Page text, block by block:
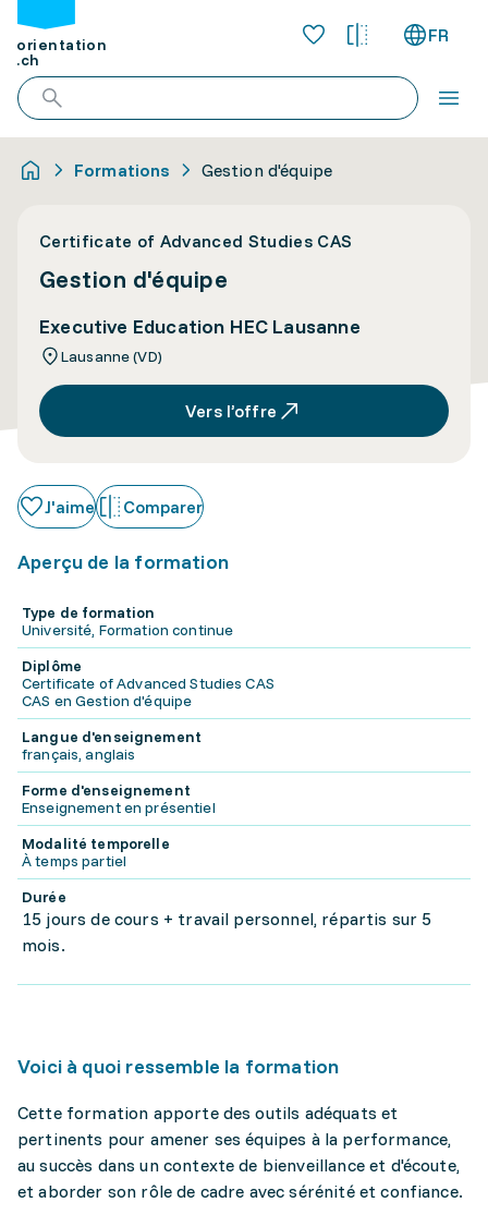
orientation
.ch
FR
Formations Gestion d'équipe
Certificate of Advanced Studies CAS
Gestion d'équipe
Executive Education HEC Lausanne
Lausanne (VD)
Vers l’offre
J'aime Comparer
Aperçu de la formation
Type de formation
Université, Formation continue
Diplôme
Certificate of Advanced Studies CAS
CAS en Gestion d'équipe
Langue d'enseignement
français, anglais
Forme d'enseignement
Enseignement en présentiel
Modalité temporelle
À temps partiel
Durée
15 jours de cours + travail personnel, répartis sur 5
mois.
Voici à quoi ressemble la formation
Cette formation apporte des outils adéquats et
pertinents pour amener ses équipes à la performance,
au succès dans un contexte de bienveillance et d'écoute,
et aborder son rôle de cadre avec sérénité et confiance.